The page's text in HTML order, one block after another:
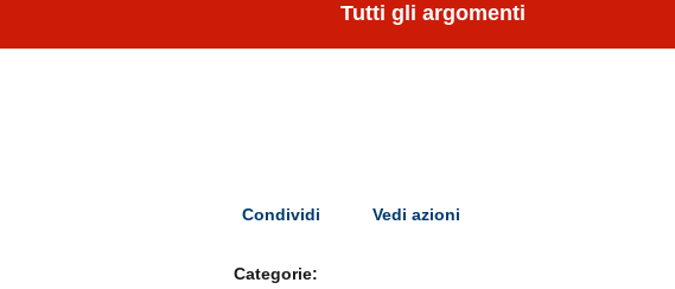
Tutti gli argomenti
Condividi Vedi azioni
Categorie: